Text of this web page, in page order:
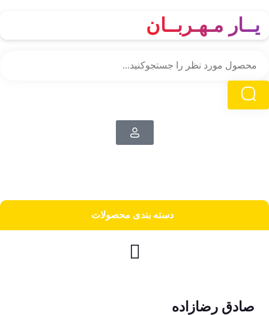
یــار مـهـربــان
دسته‌ بندی محصولات
صادق رضازاده